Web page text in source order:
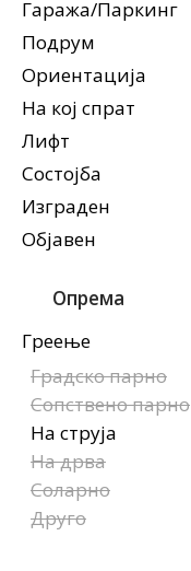
Гаража/Паркинг
Подрум
Ориентација
На кој спрат
Лифт
Состојба
Изграден
Објавен
Опрема
Греење
Градско парно
Сопствено парно
На струја
На дрва
Соларно
Друго